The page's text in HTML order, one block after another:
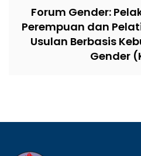
Forum Gender:
Perempuan dan
Usulan Berbasis
Gender